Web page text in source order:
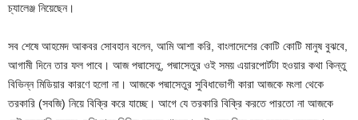
চ্যালেঞ্জ নিয়েছেন।
সব শেষে আহমেদ আকবর সোবহান বলেন, আমি আশা করি, বাংলাদেশের কোটি কোটি মানুষ বুঝবে,
আগামী দিনে তার ফল পাবে। আজ পদ্মাসেতু, পদ্মাসেতুর ওই সময় এয়ারপোর্টটা হওয়ার কথা কিন্তু
বিভিন্ন মিডিয়ার কারণে হলো না। আজকে পদ্মাসেতুর সুবিধাভোগী কারা আজকে মংলা থেকে
তরকারি (সবজি) নিয়ে বিক্রি করে যাচ্ছে। আগে যে তরকারি বিক্রি করতে পারতো না আজকে